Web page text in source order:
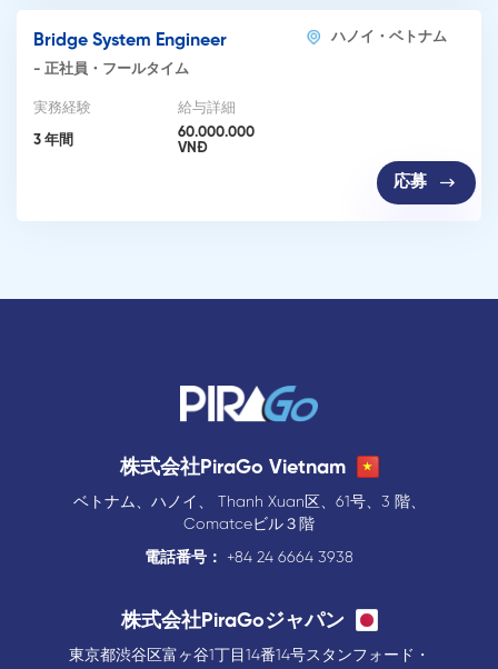
Bridge System Engineer
- 正社員・フールタイム
実務経験 給与詳細
3 年間
60.000.000
VNĐ
ハノイ・ベトナム
応募
株式会社PiraGo Vietnam
ベトナム、ハノイ、 Thanh Xuan区、61号、3 階、
Comatceビル３階
電話番号：
+84 24 6664 3938
株式会社PiraGoジャパン
東京都渋谷区富ヶ谷1丁目14番14号スタンフォード・